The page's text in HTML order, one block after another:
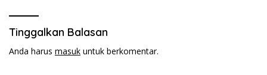
Tinggalkan Balasan
Anda harus masuk untuk berkomentar.